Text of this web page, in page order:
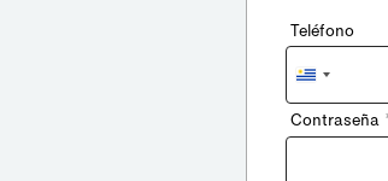
Teléfono
Uruguay
+598
Contraseña